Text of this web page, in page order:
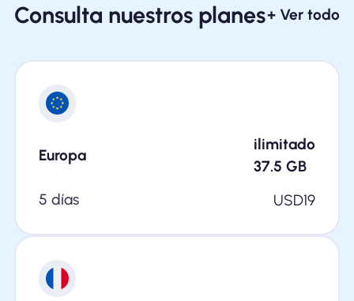
Consulta nuestros planes+ Ver todo
Europa
ilimitado
37.5 GB
5 días
USD19